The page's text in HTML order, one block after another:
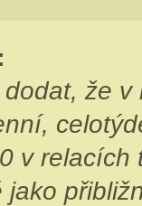
:
že v
v relacích
jako